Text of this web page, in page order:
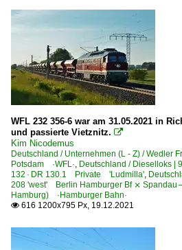
WFL 232 356-6 war am 31.05.2021 in
und passierte Vietznitz. 
Kim Nicodemus
Deutschland / Unternehmen (L - Z) / Wedler
Potsdam ·WFL· Deutschland / Dieselloks
132 · DR 130.1 Private 'Ludmilla'
208 'west' Berlin Hamburger Bf ⨯ Spandau
Hamburg) ·Hamburger Bahn·
 616 1200x795 Px, 19.12.2021